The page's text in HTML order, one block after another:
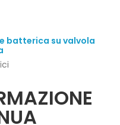
batterica su valvola